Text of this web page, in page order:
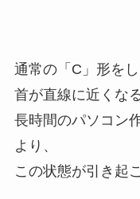
通常の「C」形を
首が直線に近くな
長時間のパソコン
より、
この状態が引き起